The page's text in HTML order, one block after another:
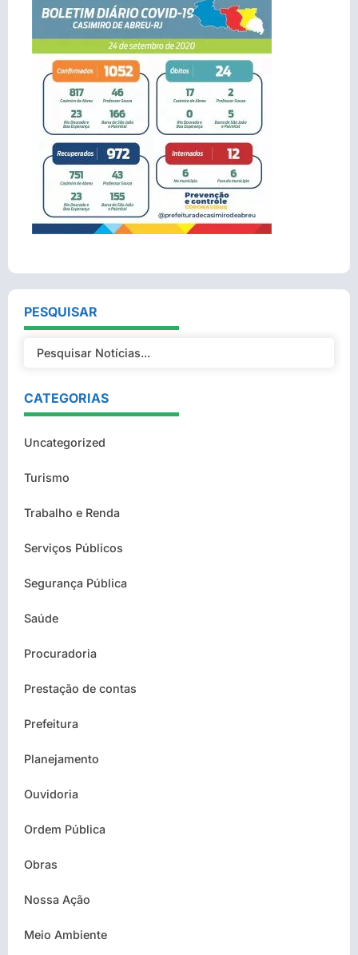
PESQUISAR
CATEGORIAS
Uncategorized
Turismo
Trabalho e Renda
Serviços Públicos
Segurança Pública
Saúde
Procuradoria
Prestação de contas
Prefeitura
Planejamento
Ouvidoria
Ordem Pública
Obras
Nossa Ação
Meio Ambiente